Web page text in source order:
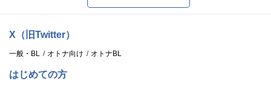
X（旧Twitter）
一般・BL オトナ向け オトナBL
はじめての方